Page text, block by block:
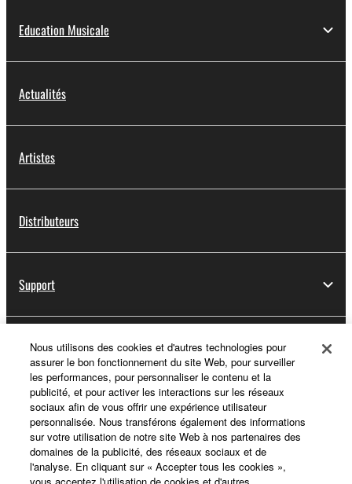
Education Musicale
Actualités
Artistes
Distributeurs
Support
Yamaha Music ID - Enregistrement
A propos de Yamaha
France - French
Nous utilisons des cookies et d'autres technologies pour
assurer le bon fonctionnement du site Web, pour surveiller
les performances, pour personnaliser le contenu et la
publicité, et pour activer les interactions sur les réseaux
sociaux afin de vous offrir une expérience utilisateur
personnalisée. Nous transférons également des informations
sur votre utilisation de notre site Web à nos partenaires des
domaines de la publicité, des réseaux sociaux et de
l'analyse. En cliquant sur « Accepter tous les cookies »,